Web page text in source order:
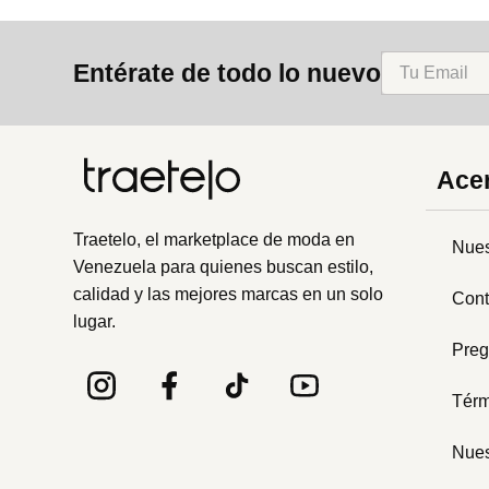
Entérate de todo lo nuevo
Traetelo, el marketplace de moda en
Venezuela para quienes buscan estilo,
calidad y las mejores marcas en un solo
lugar.